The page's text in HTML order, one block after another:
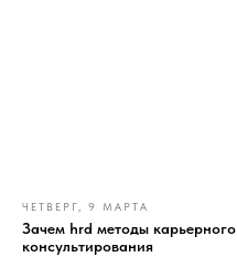
ЧЕТВЕРГ, 9 МАРТА
Зачем hrd методы карьерного
консультирования